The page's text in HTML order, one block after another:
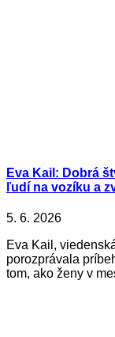
Eva Kail: Dobrá
ľudí na vozíku a
5. 6. 2026
Eva Kail,
porozprávala
tom, ako ženy v